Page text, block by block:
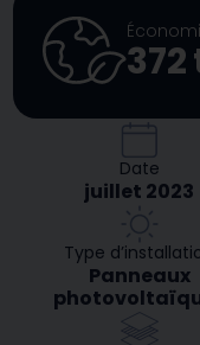
372
Date
juillet 2023
Type
Panneaux